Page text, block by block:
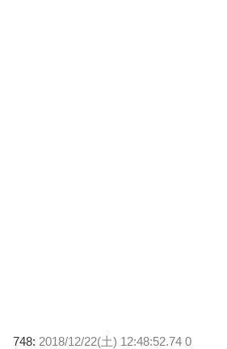
748: 2018/12/22(土) 12:48:52.74 0